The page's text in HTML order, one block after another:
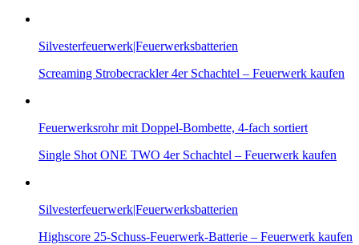
Silvesterfeuerwerk|Feuerwerksbatterien
Screaming Strobecrackler 4er Schachtel – Feuerwerk kaufen
Feuerwerksrohr mit Doppel-Bombette, 4-fach sortiert
Single Shot ONE TWO 4er Schachtel – Feuerwerk kaufen
Silvesterfeuerwerk|Feuerwerksbatterien
Highscore 25-Schuss-Feuerwerk-Batterie – Feuerwerk kaufen